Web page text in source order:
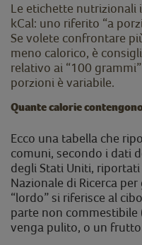
Le etichette nutrizionali
kCal: uno riferito “a
Se volete confrontare
meno calorico, è
relativo ai “100
porzioni è variabile.
Quante calorie
Ecco una tabella che
comuni, secondo i dati
degli Stati Uniti, riportati
Nazionale di Ricerca
“lordo” si riferisce al
parte non commestibile
venga pulito, o un